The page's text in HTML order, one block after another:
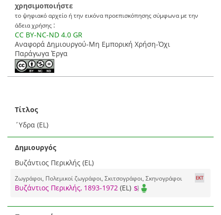
χρησιμοποιήστε
το ψηφιακό αρχείο ή την εικόνα προεπισκόπησης σύμφωνα με την
άδεια χρήσης :
CC BY-NC-ND 4.0 GR
Αναφορά Δημιουργού-Μη Εμπορική Χρήση-Όχι
Παράγωγα Έργα
Τίτλος
΄Υδρα (EL)
Δημιουργός
Βυζάντιος Περικλής (EL)
Ζωγράφοι, Πολεμικοί ζωγράφοι, Σκιτσογράφοι, Σκηνογράφοι
Βυζάντιος Περικλής, 1893-1972 (EL)